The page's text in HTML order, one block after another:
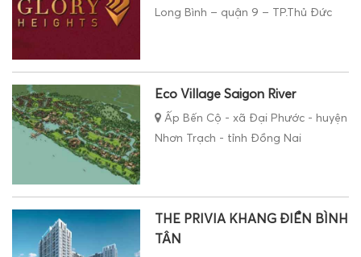
Long Bình – quận 9 – TP.Thủ Đức
Eco Village Saigon River
Ấp Bến Cộ - xã Đại Phước - huyện
Nhơn Trạch - tỉnh Đồng Nai
THE PRIVIA KHANG ĐIỀN BÌNH
TÂN